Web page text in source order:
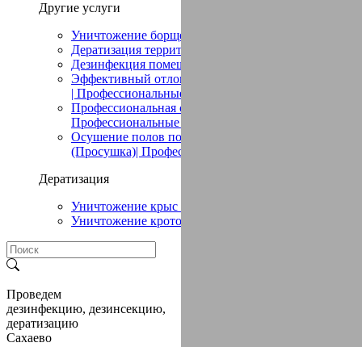
Другие услуги
Уничтожение борщевика в Сахаево
Дератизация территории в Сахаево
Дезинфекция помещений в Сахаево
Эффективный отлов птиц в помещении в Сахаево
| Профессиональные услуги
Профессиональная сушка в Сахаево (Просушка)|
Профессиональные услуги
Осушение полов после потопа в Сахаево
(Просушка)| Профессиональные услуги
Дератизация
Уничтожение крыс в Сахаево
Уничтожение кротов в Сахаево
Проведем
дезинфекцию, дезинсекцию,
дератизацию
Сахаево